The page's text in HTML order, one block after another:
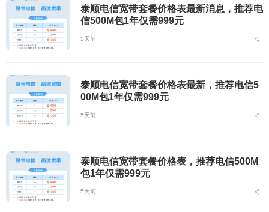
泰顺电信宽带套餐价格表最新消息，推荐电
信500M包1年仅需999元
5天前
泰顺电信宽带套餐价格表最新，推荐电信5
00M包1年仅需999元
5天前
泰顺电信宽带套餐价格表，推荐电信500M
包1年仅需999元
5天前